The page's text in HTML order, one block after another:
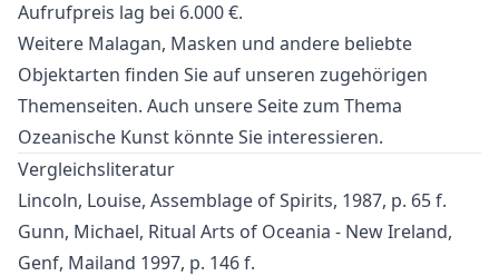
Aufrufpreis lag bei 6.000 €.
Weitere Malagan, Masken und andere beliebte
Objektarten finden Sie auf unseren zugehörigen
Themenseiten. Auch unsere Seite zum Thema
Ozeanische Kunst könnte Sie interessieren.
Vergleichsliteratur
Lincoln, Louise, Assemblage of Spirits, 1987, p. 65 f.
Gunn, Michael, Ritual Arts of Oceania - New Ireland,
Genf, Mailand 1997, p. 146 f.